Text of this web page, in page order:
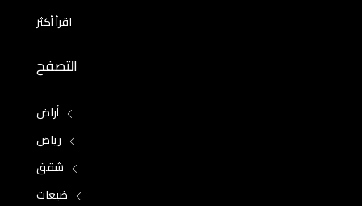
اقرأ أكثر
التصفح
أراض
رياض
شقق
ضيعات